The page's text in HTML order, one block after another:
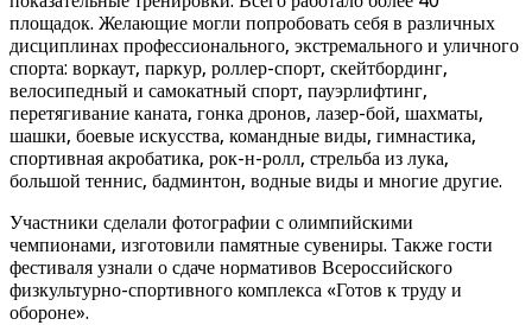
площадок. Желающие могли попробовать себя в различных
дисциплинах профессионального, экстремального и уличного
спорта: воркаут, паркур, роллер-спорт, скейтбординг,
велосипедный и самокатный спорт, пауэрлифтинг,
перетягивание каната, гонка дронов, лазер-бой, шахматы,
шашки, боевые искусства, командные виды, гимнастика,
спортивная акробатика, рок-н-ролл, стрельба из лука,
большой теннис, бадминтон, водные виды и многие другие.
Участники сделали фотографии с олимпийскими
чемпионами, изготовили памятные сувениры. Также гости
фестиваля узнали о сдаче нормативов Всероссийского
физкультурно-спортивного комплекса «Готов к труду и
обороне».